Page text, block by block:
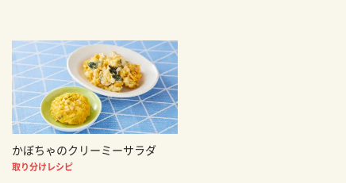
かぼちゃのクリーミーサラダ
取り分けレシピ